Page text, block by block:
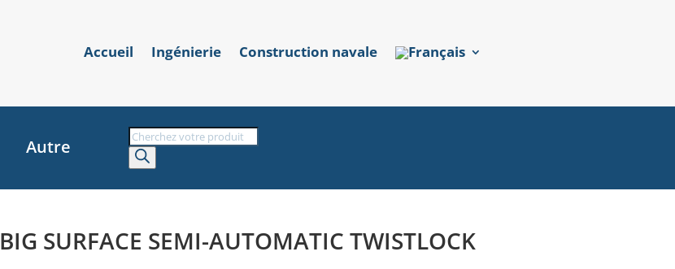
Accueil Ingénierie Construction navale
Autre
Recherche
de
produits
BIG SURFACE SEMI-AUTOMATIC TWISTLOCK